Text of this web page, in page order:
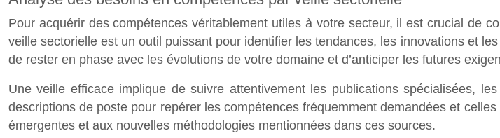
Pour acquérir des compétences véritablement utiles à votre secteur, il est crucial de
veille sectorielle est un outil puissant pour identifier les tendances, les innovations et
de rester en phase avec les évolutions de votre domaine et d’anticiper les futures
Une veille efficace implique de suivre attentivement les publications spécialisées,
descriptions de poste pour repérer les compétences fréquemment demandées et
émergentes et aux nouvelles méthodologies mentionnées dans ces sources.